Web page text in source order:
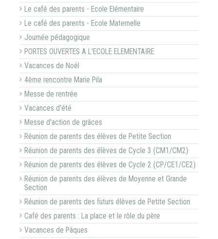
Le café des parents - Ecole Elémentaire
Le café des parents - Ecole Maternelle
Journée pédagogique
PORTES OUVERTES A L'ECOLE ELEMENTAIRE
Vacances de Noël
4ème rencontre Marie Pila
Messe de rentrée
Vacances d'été
Messe d'action de grâces
Réunion de parents des élèves de Petite Section
Réunion de parents des élèves de Cycle 3 (CM1/CM2)
Réunion de parents des élèves de Cycle 2 (CP/CE1/CE2)
Réunion de parents des élèves de Moyenne et Grande
Section
Réunion de parents des futurs élèves de Petite Section
Café des parents : La place et le rôle du père
Vacances de Pâques